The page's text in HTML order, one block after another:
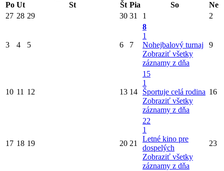
Po Ut St Št Pia So
Ne
27 28 29 30 31 1 2
3 4 5 6 7
8
1
Nohejbalový turnaj
Zobraziť všetky
záznamy z dňa
9
10 11 12 13 14
15
1
Športuje celá rodina
Zobraziť všetky
záznamy z dňa
16
17 18 19 20 21
22
1
Letné kino pre
dospelých
Zobraziť všetky
záznamy z dňa
23